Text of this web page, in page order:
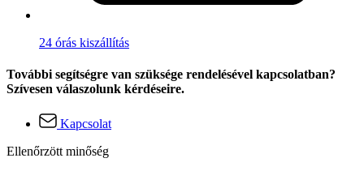
24 órás kiszállítás
További segítségre van szüksége rendelésével kapcsolatban?
Szívesen válaszolunk kérdéseire.
Kapcsolat
Ellenőrzött minőség